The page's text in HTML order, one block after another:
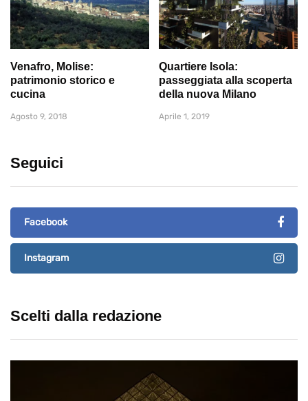
Venafro, Molise:
patrimonio storico e
cucina
Agosto 9, 2018
Quartiere Isola:
passeggiata alla scoperta
della nuova Milano
Aprile 1, 2019
Seguici
Facebook
Instagram
Scelti dalla redazione